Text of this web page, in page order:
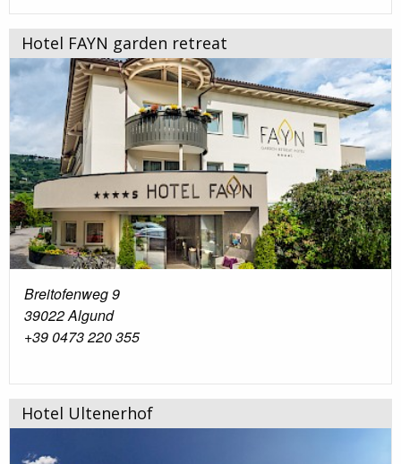
Hotel FAYN garden retreat
Breitofenweg 9
39022 Algund
+39 0473 220 355
Hotel Ultenerhof